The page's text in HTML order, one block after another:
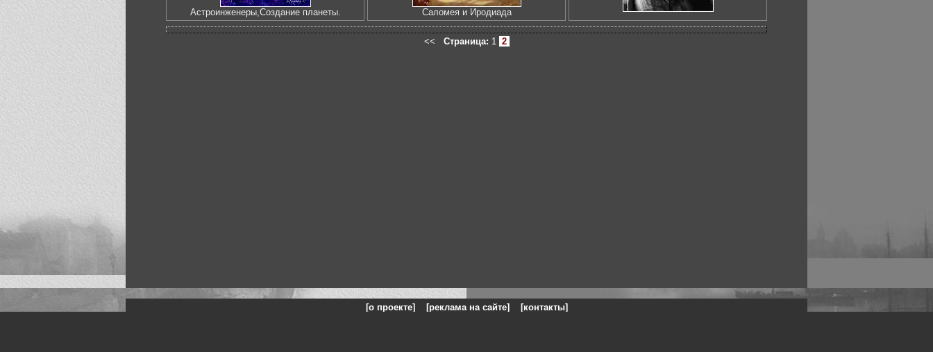
Астроинженеры,Создание планеты. Саломея и Иродиада
<< Страница: 1 2
[о проекте] [реклама на сайте] [контакты]